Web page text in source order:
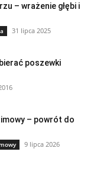
– wrażenie głębi i
31 lipca 2025
poszewki
– powrót do
9 lipca 2026